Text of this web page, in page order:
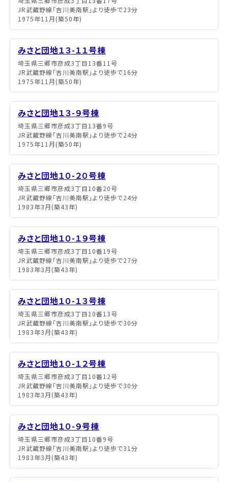
JR武蔵野線「吉川美南駅」より徒歩で23分
1975年11月(築50年)
みさと団地１３-１１号棟
埼玉県三郷市彦成3丁目13番11号
JR武蔵野線「吉川美南駅」より徒歩で16分
1975年11月(築50年)
みさと団地１３-９号棟
埼玉県三郷市彦成3丁目13番9号
JR武蔵野線「吉川美南駅」より徒歩で24分
1975年11月(築50年)
みさと団地１０-２０号棟
埼玉県三郷市彦成3丁目10番20号
JR武蔵野線「吉川美南駅」より徒歩で24分
1983年3月(築43年)
みさと団地１０-１９号棟
埼玉県三郷市彦成3丁目10番19号
JR武蔵野線「吉川美南駅」より徒歩で27分
1983年3月(築43年)
みさと団地１０-１３号棟
埼玉県三郷市彦成3丁目10番13号
JR武蔵野線「吉川美南駅」より徒歩で30分
1983年3月(築43年)
みさと団地１０-１２号棟
埼玉県三郷市彦成3丁目10番12号
JR武蔵野線「吉川美南駅」より徒歩で30分
1983年3月(築43年)
みさと団地１０-９号棟
埼玉県三郷市彦成3丁目10番9号
JR武蔵野線「吉川美南駅」より徒歩で31分
1983年3月(築43年)